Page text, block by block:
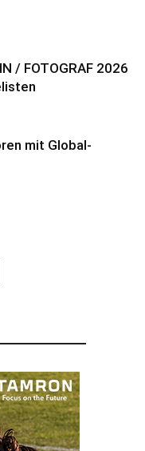
/ FOTOGRAF 2026
mit Global-